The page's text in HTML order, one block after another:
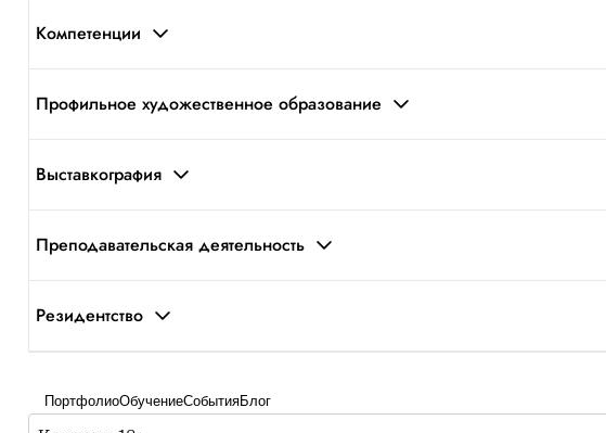
Компетенции
Профильное художественное образование
Выставкография
Преподавательская деятельность
Резидентство
ПортфолиоОбучениеСобытияБлог